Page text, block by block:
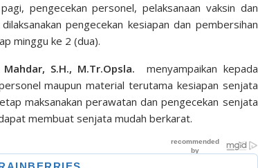
pengecekan personel, pelaksanaan vaksin dan
pengecekan kesiapan dan pembersihan
minggu ke 2 (dua).
S.H., M.Tr.Opsla. menyampaikan kepada
maupun material terutama kesiapan senjata
maksanakan perawatan dan pengecekan senjata
membuat senjata mudah berkarat.